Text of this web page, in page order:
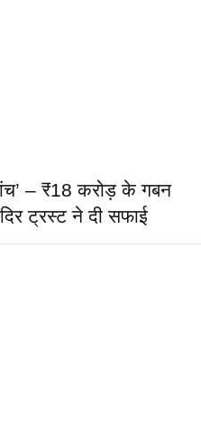
– ₹18 करोड़ के गबन
ट्रस्ट ने दी सफाई